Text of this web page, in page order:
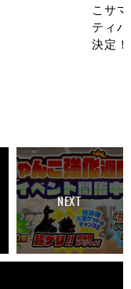
こサ
ティ
決定！
NEXT